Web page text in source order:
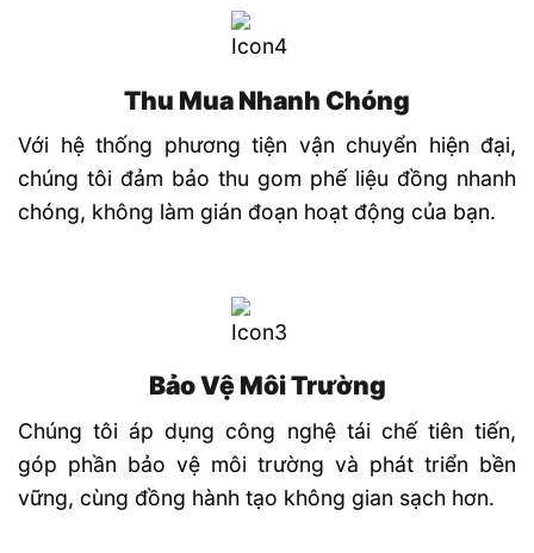
Thu Mua Nhanh Chóng
Với hệ thống phương tiện vận chuyển hiện đại,
chúng tôi đảm bảo thu gom phế liệu đồng nhanh
chóng, không làm gián đoạn hoạt động của bạn.
Bảo Vệ Môi Trường
Chúng tôi áp dụng công nghệ tái chế tiên tiến,
góp phần bảo vệ môi trường và phát triển bền
vững, cùng đồng hành tạo không gian sạch hơn.